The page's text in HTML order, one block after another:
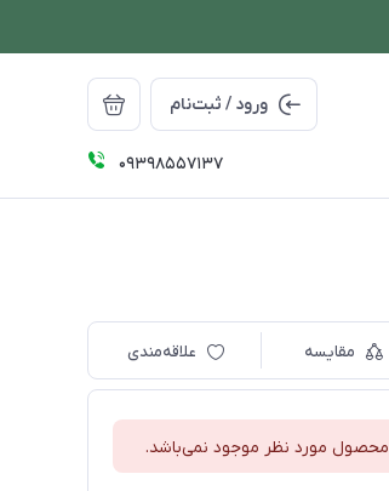
ورود / ثبت‌نام
09398557137
مقایسه علاقه‌مندی
محصول مورد نظر موجود نمی‌باشد.